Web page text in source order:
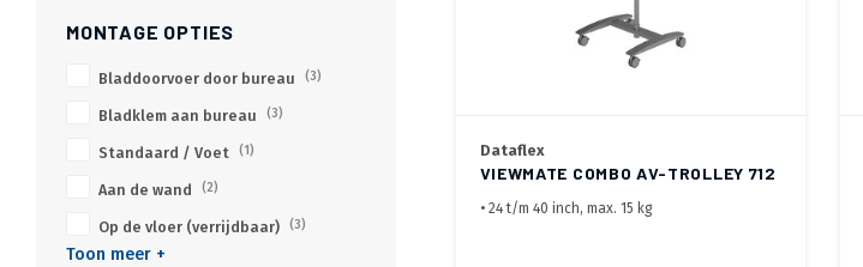
MONTAGE OPTIES
Bladdoorvoer door bureau (3)
Bladklem aan bureau (3)
Standaard / Voet (1)
Aan de wand (2)
Op de vloer (verrijdbaar) (3)
Toon meer +
Dataflex
VIEWMATE COMBO AV-TROLLEY 712
• 24 t/m 40 inch, max. 15 kg